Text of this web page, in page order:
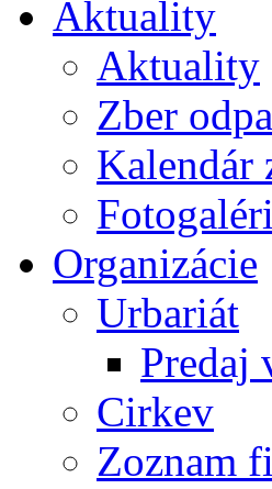
Aktuality
Aktuality
Zber
Kalendár
Organizácie
Urbariát
Predaj
Cirkev
Zoznam